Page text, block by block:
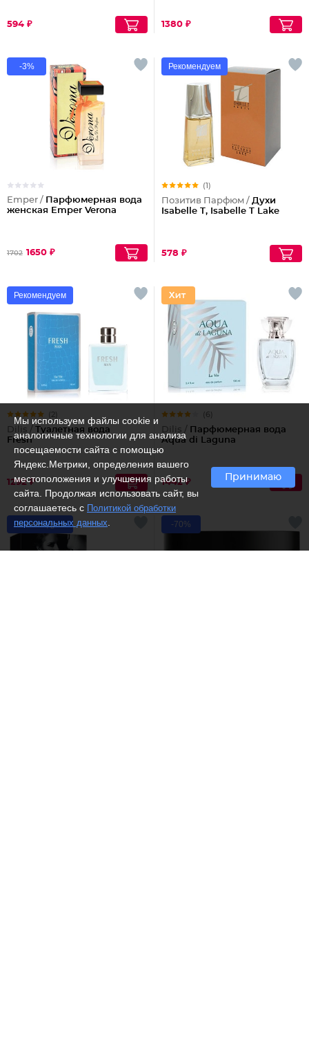
594 ₽ 1380 ₽
-3%
Emper / Парфюмерная вода
женская Emper Verona
1702 1650 ₽
Рекомендуем
(1)
Позитив Парфюм / Духи
Isabelle T, Isabelle T Lake
578 ₽
Рекомендуем
(2)
Dilis / Туалетная вода
Fresh
1292 ₽
(6)
Dilis / Парфюмерная вода
Aqua di Laguna
1442 ₽
Рекомендуем -70%
Мы используем файлы cookie и
аналогичные технологии для анализа
посещаемости сайта с помощью
Яндекс.Метрики, определения вашего
местоположения и улучшения работы
сайта. Продолжая использовать сайт, вы
соглашаетесь с Политикой обработки
персональных данных
Принимаю